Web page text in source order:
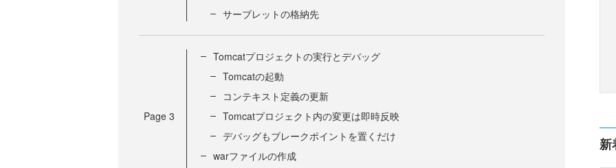
サーブレットの格納先
Page 3
Tomcatプロジェクトの実行とデバッグ
Tomcatの起動
コンテキスト定義の更新
Tomcatプロジェクト内の変更は即時反映
デバッグもブレークポイントを置くだけ
warファイルの作成
新